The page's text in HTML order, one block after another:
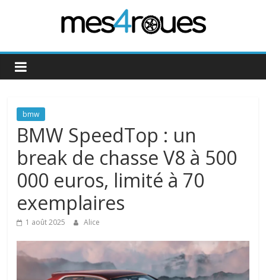
Mes4Roues
bmw
BMW SpeedTop : un
break de chasse V8 à 500
000 euros, limité à 70
exemplaires
1 août 2025 Alice